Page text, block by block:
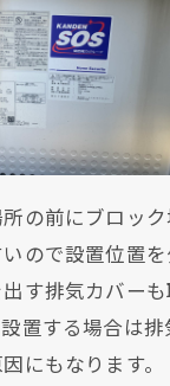
の前にブロック
ので設置位置
す排気カバーも
置する場合は排
にもなります。